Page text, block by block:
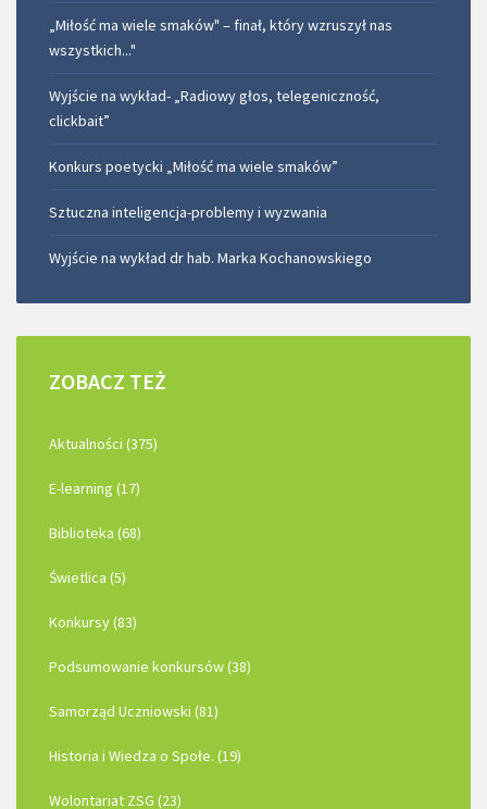
„Miłość ma wiele smaków" – finał, który wzruszył nas
wszystkich..."
Wyjście na wykład- „Radiowy głos, telegeniczność,
clickbait”
Konkurs poetycki „Miłość ma wiele smaków”
Sztuczna inteligencja-problemy i wyzwania
Wyjście na wykład dr hab. Marka Kochanowskiego
ZOBACZ TEŻ
Aktualności (375)
E-learning (17)
Biblioteka (68)
Świetlica (5)
Konkursy (83)
Podsumowanie konkursów (38)
Samorząd Uczniowski (81)
Historia i Wiedza o Społe. (19)
Wolontariat ZSG (23)